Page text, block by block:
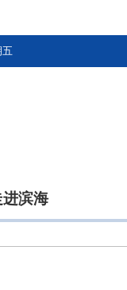
五
进滨海